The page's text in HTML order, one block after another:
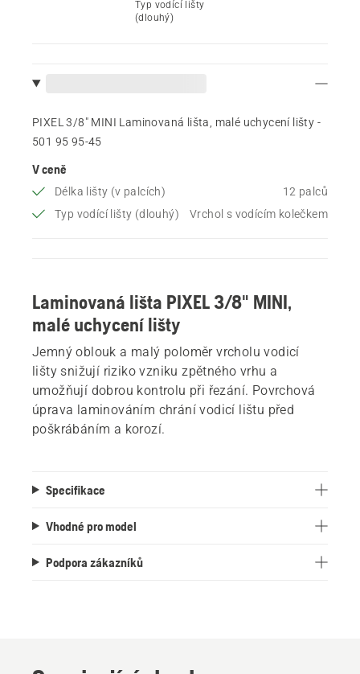
Typ vodící lišty
(dlouhý)
PIXEL 3/8" MINI Laminovaná lišta, malé uchycení lišty -
501 95 95‑45
V ceně
Délka lišty (v palcích)
12 palců
Typ vodící lišty (dlouhý)
Vrchol s vodícím kolečkem
Laminovaná lišta PIXEL 3/8" MINI,
malé uchycení lišty
Jemný oblouk a malý poloměr vrcholu vodicí
lišty snižují riziko vzniku zpětného vrhu a
umožňují dobrou kontrolu při řezání. Povrchová
úprava laminováním chrání vodicí lištu před
poškrábáním a korozí.
Specifikace
Vhodné pro model
Podpora zákazníků